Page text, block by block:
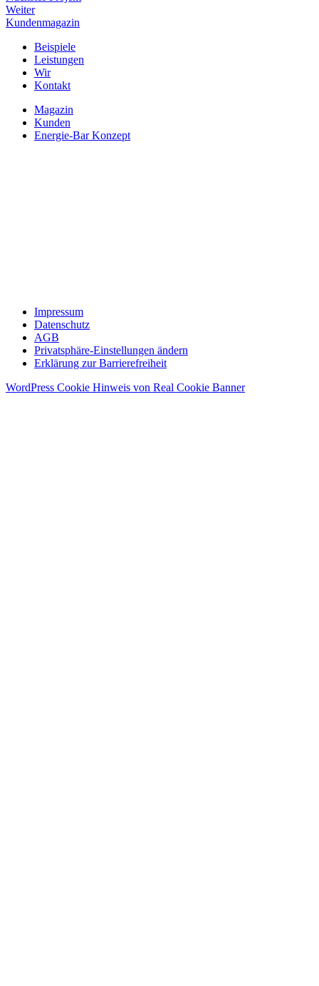
Weiter
Kundenmagazin
Beispiele
Leistungen
Wir
Kontakt
Magazin
Kunden
Energie-Bar Konzept
Impressum
Datenschutz
AGB
Privatsphäre-Einstellungen ändern
Erklärung zur Barrierefreiheit
WordPress Cookie Hinweis von Real Cookie Banner